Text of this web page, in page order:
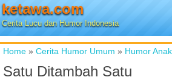
ketawa.com
Cerita Lucu dan Humor Indonesia
Home » Cerita Humor Umum » Humor
Satu Ditambah Satu